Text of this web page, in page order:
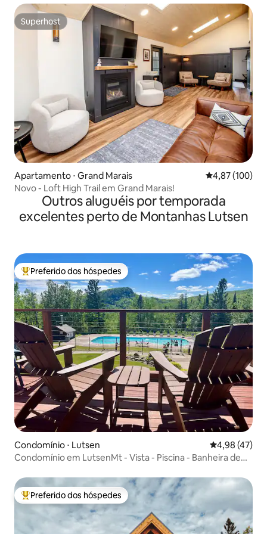
Superhost
Superhost
Apartamento ⋅ Grand Marais 4,87 de uma
4,87 (100)
Novo - Loft High Trail em Grand Marais!
Outros aluguéis por temporada
excelentes perto de Montanhas Lutsen
Entre os melhores preferidos dos hóspedes
Preferido dos hóspedes
Condomínio ⋅ Lutsen 4,98 de uma
4,98 (47)
Condomínio em LutsenMt - Vista - Piscina - Banheira de
Entre os melhores preferidos dos hóspedes
Preferido dos hóspedes